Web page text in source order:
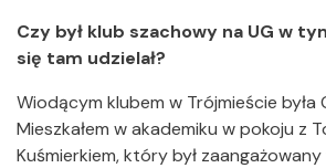
Czy był klub szachowy na UG w
się tam udzielał?
Wiodącym klubem w Trójmieście była
Mieszkałem w akademiku w pokoju z
Kuśmierkiem, który był